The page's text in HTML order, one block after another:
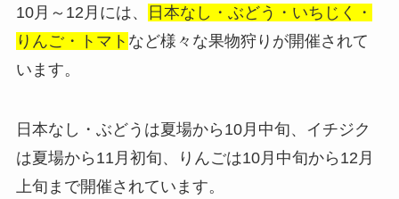
10月～12月には、
日本なし・ぶどう・いちじく・
りんご・トマト など様々な果物狩りが開催されて
います。
日本なし・ぶどうは夏場から10月中旬、イチジク
は夏場から11月初旬、りんごは10月中旬から12月
上旬まで開催されています。